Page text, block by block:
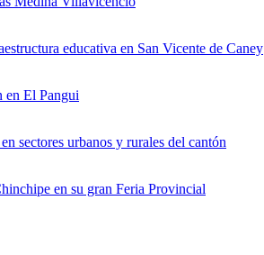
educativa en San Vicente de Caney
en El Pangui
sectores urbanos y rurales del cantón
en su gran Feria Provincial